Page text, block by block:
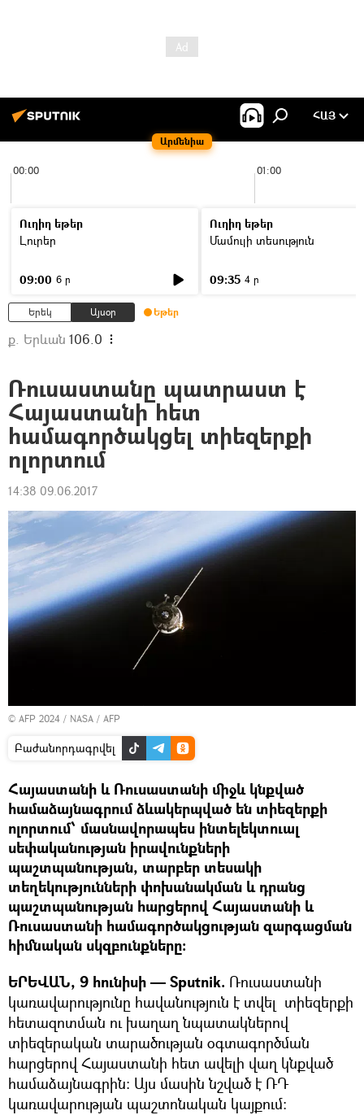
Արմենիա
ՀԱՅ
00:00 01:00
Ուղիղ եթեր
Լուրեր
09:00 6 ր
Ուղիղ եթեր
Մամուլի տեսություն
09:35 4 ր
Երեկ Այսօր Եթեր
ք. Երևան 106.0
Ռուսաստանը պատրաստ է
Հայաստանի հետ
համագործակցել տիեզերքի
ոլորտում
14:38 09.06.2017
© AFP 2024 / NASA / AFP
Բաժանորդագրվել
Հայաստանի և Ռուսաստանի միջև կնքված
համաձայնագրում ձևակերպված են տիեզերքի
ոլորտում՝ մասնավորապես ինտելեկտուալ
սեփականության իրավունքների
պաշտպանության, տարբեր տեսակի
տեղեկությունների փոխանակման և դրանց
պաշտպանության հարցերով Հայաստանի և
Ռուսաստանի համագործակցության զարգացման
հիմնական սկզբունքները:
ԵՐԵՎԱՆ, 9 հունիսի — Sputnik. Ռուսաստանի
կառավարությունը հավանություն է տվել տիեզերքի
հետազոտման ու խաղաղ նպատակներով
տիեզերական տարածության օգտագործման
հարցերով Հայաստանի հետ ավելի վաղ կնքված
համաձայնագրին։ Այս մասին նշված է ՌԴ
կառավարության պաշտոնական կայքում։